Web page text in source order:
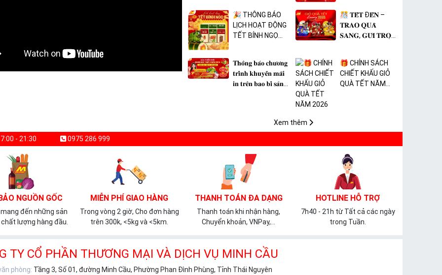
🎉 THÔNG BÁO
LỊCH HOẠT ĐỘNG
TẾT BÍNH NGỌ
🎊 𝐓𝐄̂́𝐓 Đ𝐄̂́𝐍 –
𝐓𝐑𝐀𝐎 𝐐𝐔𝐀̀
𝐒𝐀𝐍𝐆, 𝐆𝐔̛̉𝐈 𝐓𝐑𝐎̣𝐍
𝐓𝐡𝐨̂𝐧𝐠 𝐛𝐚́𝐨 𝐜𝐡𝐮̛𝐨̛𝐧𝐠
𝐭𝐫𝐢̀𝐧𝐡 𝐤𝐡𝐮𝐲𝐞̂́𝐧 𝐦𝐚̃𝐢
𝐢𝐧 𝐭𝐫𝐞̂𝐧 𝐛𝐚𝐨 𝐛𝐢̀ 𝐬𝐚̉𝐧
🎁 CHÍNH SÁCH
CHIẾT KHẤU GIỎ
QUÀ TẾT NĂM
Xem thêm
- 21:30 0975 286 999
NGUỒN GỐC
đến những sản
lượng hàng đầu.
MIỄN PHÍ GIAO HÀNG
Trong vòng 2 giờ, Cho đơn hàng
trên 300k, <5kg và <5km.
THANH TOÁN ĐA DẠNG
Thanh toán khi nhận hàng,
Chuyển khoản, VNPay,...
HOTLINE HỖ TRỢ
7h40 - 21h từ Tất cả các ngày
trong Tuần.
TY CỔ PHẦN THƯƠNG MẠI VÀ DỊCH VỤ MINH CẦU
phòng: Tầng 3, Số 01, đường Minh Cầu, Phường Phan Đình Phùng, Tỉnh Thái Nguyên